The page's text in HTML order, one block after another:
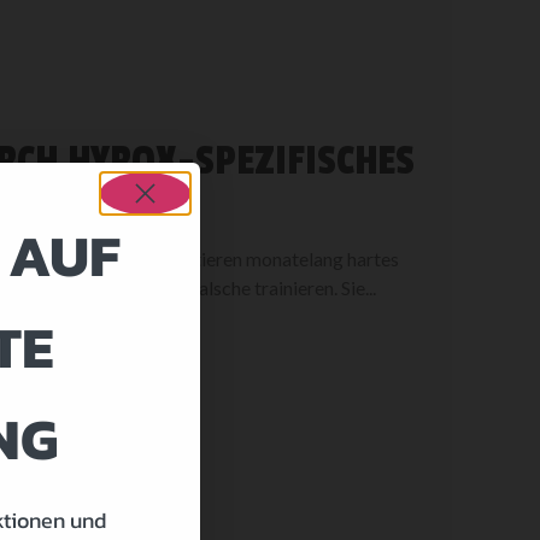
HYROX-SPEZIFISCHES
Athleten investieren monatelang hartes
weil sie das Falsche trainieren. Sie...
und